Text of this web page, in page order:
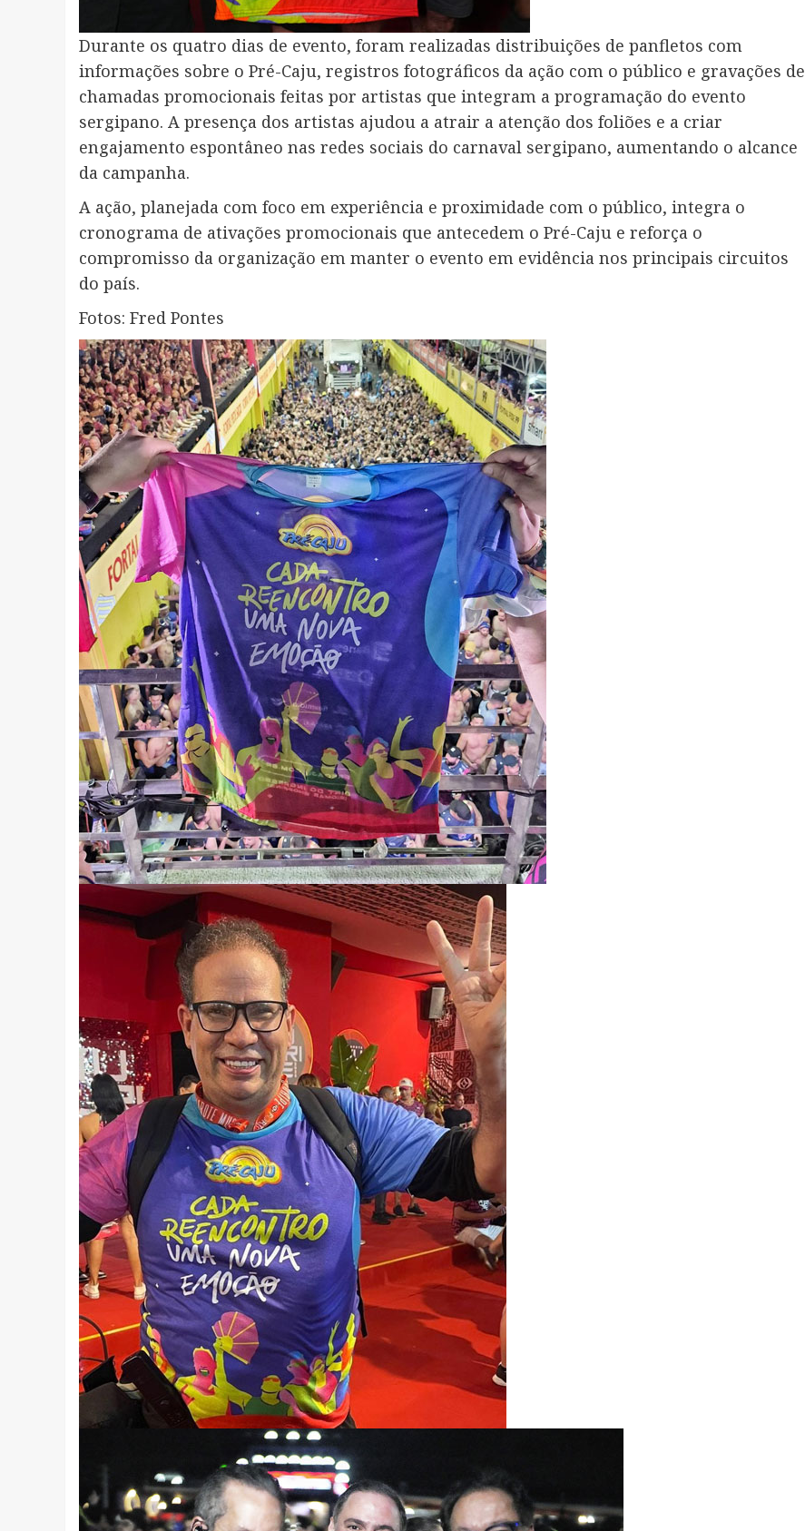
Durante os quatro dias de evento, foram realizadas distribuições de panfletos com
informações sobre o Pré-Caju, registros fotográficos da ação com o público e gravações de
chamadas promocionais feitas por artistas que integram a programação do evento
sergipano. A presença dos artistas ajudou a atrair a atenção dos foliões e a criar
engajamento espontâneo nas redes sociais do carnaval sergipano, aumentando o alcance
da campanha.
A ação, planejada com foco em experiência e proximidade com o público, integra o
cronograma de ativações promocionais que antecedem o Pré-Caju e reforça o
compromisso da organização em manter o evento em evidência nos principais circuitos
do país.
Fotos: Fred Pontes